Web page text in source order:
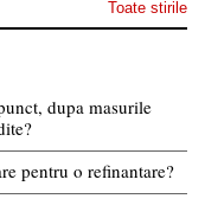
Toate stirile
dupa masurile
pentru o refinantare?